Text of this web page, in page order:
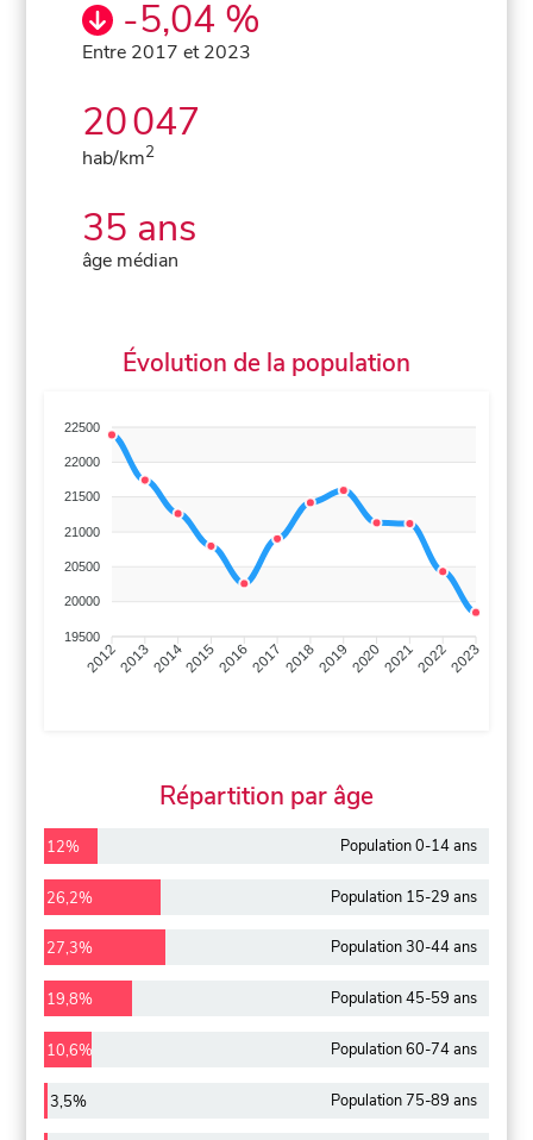
-5,04 %
Entre 2017 et 2023
20 047
hab/km2
35 ans
âge médian
Évolution de la population
22500
22000
21500
21000
20500
20000
19500
201220132014201520162017 201820192020202120222023
Répartition par âge
12% Population 0-14 ans
26,2% Population 15-29 ans
27,3% Population 30-44 ans
19,8% Population 45-59 ans
10,6% Population 60-74 ans
3,5% Population 75-89 ans